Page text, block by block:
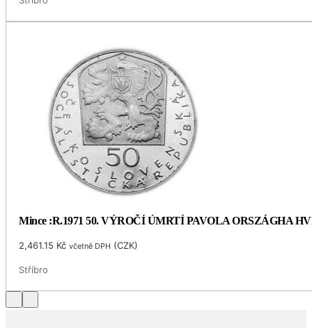
Mince :R.1971 50. VÝROČÍ ÚMRTÍ PAVOLA ORSZÁGHA
2,461.15 Kč včetně DPH (CZK)
Stříbro